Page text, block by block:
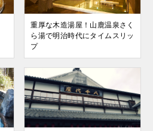
重厚な木造湯屋！山鹿温泉さく
ら湯で明治時代にタイムスリッ
プ